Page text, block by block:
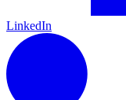
LinkedIn